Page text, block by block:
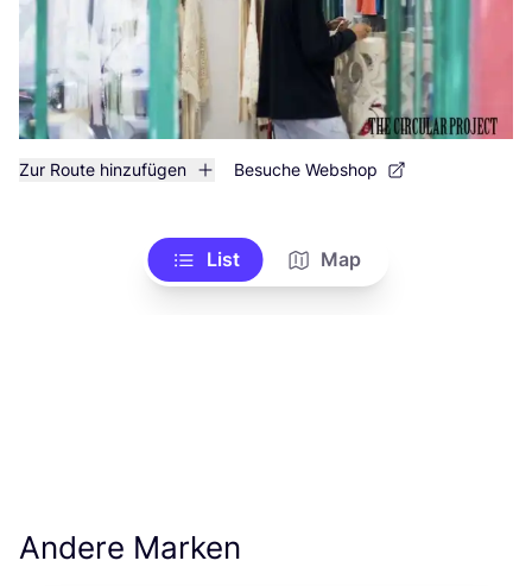
Zur Route hinzufügen Besuche Webshop
List Map
Andere Marken